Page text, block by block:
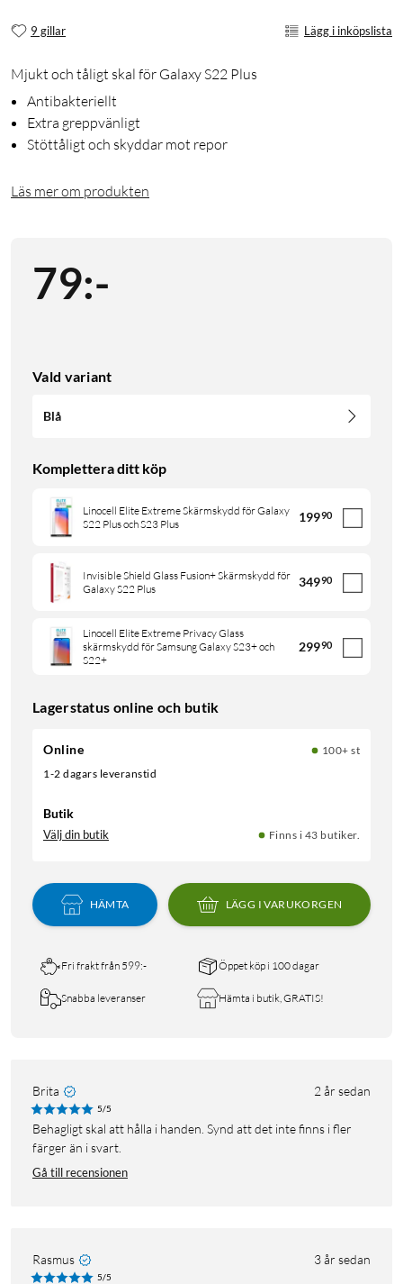
9 gillar Lägg i inköpslista
Mjukt och tåligt skal för Galaxy S22 Plus
Antibakteriellt
Extra greppvänligt
Stöttåligt och skyddar mot repor
Läs mer om produkten
79:-
Vald variant
Blå
Komplettera ditt köp
Linocell Elite Extreme Skärmskydd för Galaxy
S22 Plus och S23 Plus
19990
Invisible Shield Glass Fusion+ Skärmskydd för
Galaxy S22 Plus
34990
Linocell Elite Extreme Privacy Glass
skärmskydd för Samsung Galaxy S23+ och
S22+
29990
Lagerstatus online och butik
Online
100+ st
1-2 dagars leveranstid
Butik
Välj din butik Finns i 43 butiker.
HÄMTA LÄGG I VARUKORGEN
Fri frakt från 599:- Öppet köp i 100 dagar
Snabba leveranser Hämta i butik, GRATIS!
Brita 2 år sedan
5/5
Behagligt skal att hålla i handen. Synd att det inte finns i fler
färger än i svart.
Gå till recensionen
Rasmus 3 år sedan
5/5